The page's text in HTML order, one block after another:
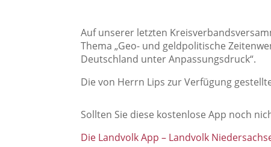
Auf unserer letzten
Thema „Geo- und geldpolitische
Deutschland unter Anpassungsdruck“.
Die von Herrn Lips zur Verfügung
Sollten Sie diese kostenlose App noch
Die Landvolk App – Landvolk